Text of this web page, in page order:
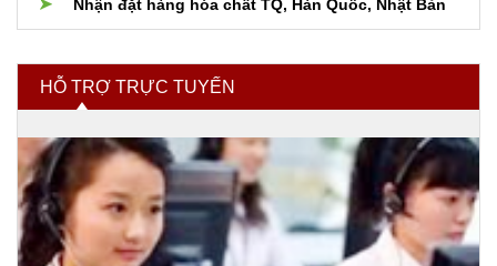
Hóa chất và nguyên liệu cho Phân bón
Hóa chất tẩy rửa
Hóa chất nhóm ngành khác
Nhận đặt hàng hóa chất TQ, Hàn Quốc, Nhật Bản
HỖ TRỢ TRỰC TUYẾN